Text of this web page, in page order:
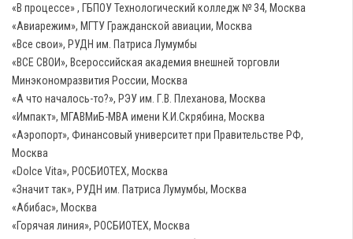
«В процессе» , ГБПОУ Технологический колледж № 34, Москва
«Авиарежим», МГТУ Гражданской авиации, Москва
«Все свои», РУДН им. Патриса Лумумбы
«ВСЕ СВОИ»‎, Всероссийская академия внешней торговли
Минэкономразвития России, Москва
«А что началось-то?», РЭУ им. Г.В. Плеханова, Москва
«Импакт»‎, МГАВМиБ-МВА имени К.И.Скрябина, Москва
«Аэропорт», Финансовый университет при Правительстве РФ,
Москва
«Dolce Vita», РОСБИОТЕХ, Москва
«Значит так», РУДН им. Патриса Лумумбы, Москва
«Абибас», Москва
«Горячая линия», РОСБИОТЕХ, Москва